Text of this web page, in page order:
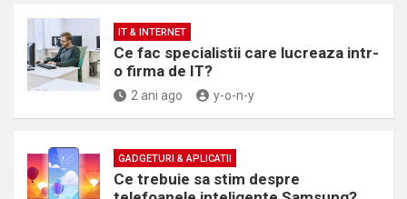
IT & INTERNET
Ce fac specialistii care lucreaza intr-
o firma de IT?
2 ani ago y-o-n-y
GADGETURI & APLICATII
Ce trebuie sa stim despre